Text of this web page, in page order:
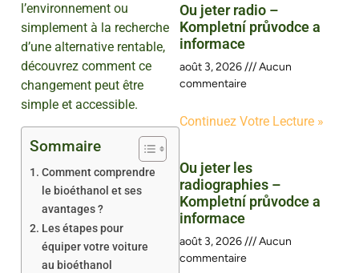
l’environnement ou
simplement à la recherche
d’une alternative rentable,
découvrez comment ce
changement peut être
simple et accessible.
Sommaire
Comment comprendre
le bioéthanol et ses
avantages ?
Les étapes pour
équiper votre voiture
au bioéthanol
Ou jeter radio –
Kompletní průvodce a
informace
août 3, 2026
Aucun
commentaire
Continuez Votre Lecture »
Ou jeter les
radiographies –
Kompletní průvodce a
informace
août 3, 2026
Aucun
commentaire